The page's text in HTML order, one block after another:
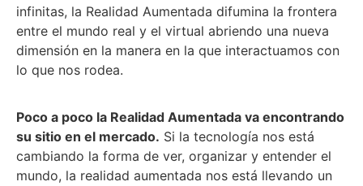
infinitas, la Realidad Aumentada difumina la frontera
entre el mundo real y el virtual abriendo una nueva
dimensión en la manera en la que interactuamos con
lo que nos rodea.
Poco a poco la Realidad Aumentada va encontrando
su sitio en el mercado. Si la tecnología nos está
cambiando la forma de ver, organizar y entender el
mundo, la realidad aumentada nos está llevando un